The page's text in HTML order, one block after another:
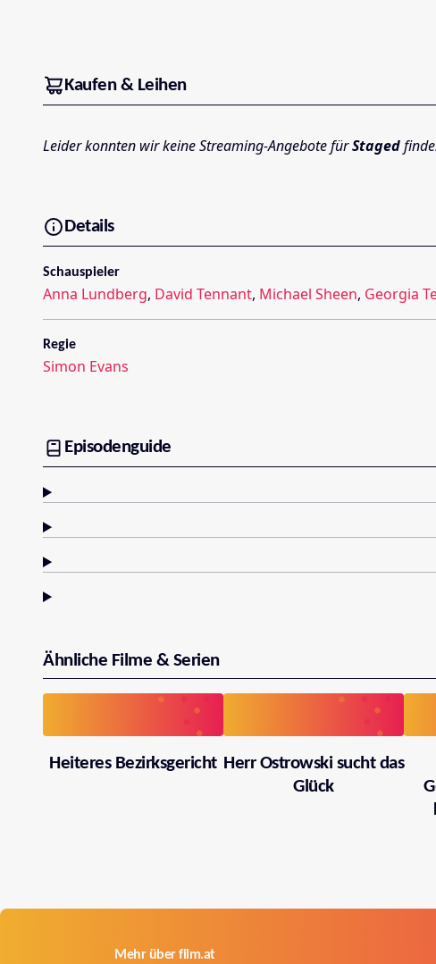
Kaufen & Leihen
Leider konnten wir keine Streaming-Angebote fürStaged
Details
Schauspieler
Anna Lundberg, David Tennant, Michael Sheen, Georgia
Regie
Simon Evans
Episodenguide
Ähnliche Filme & Serien
Heiteres Bezirksgericht Herr Ostrowski sucht das
Glück
Mehr über film.at